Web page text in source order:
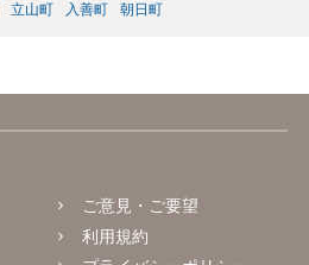
立山町 入善町 朝日町
ご意見・ご要望
利用規約